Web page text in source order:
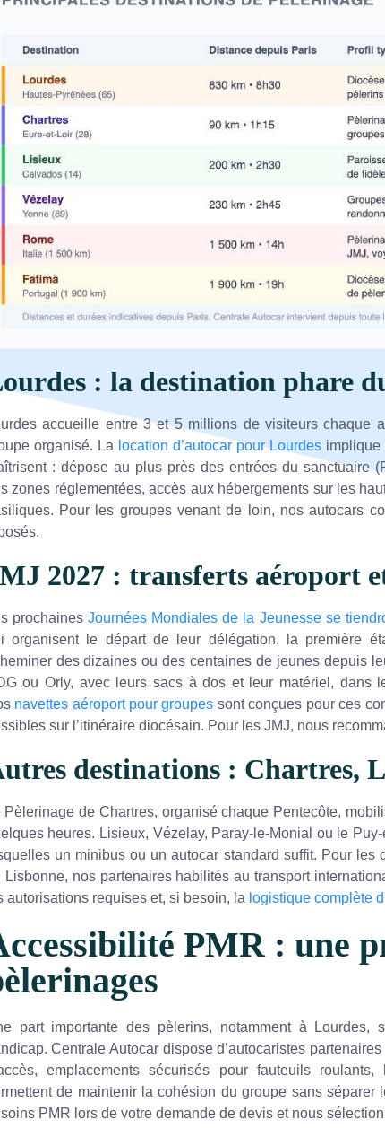
: la destination phare
accueille entre 3 et 5 millions de visiteurs chaque
organisé. La location d’autocar pour Lourdesimplique
: dépose au plus près des entrées du sanctuaire
zones réglementées, accès aux hébergements sur les
Pour les groupes venant de loin, nos autocars
2027 : transferts aéroport
prochaines Journées Mondiales de la Jeunesse se
organisent le départ de leur délégation, la première
des dizaines ou des centaines de jeunes depuis
ou Orly, avec leurs sacs à dos et leur matériel, dans
navettes aéroport pour groupes sont conçues pour ces
sur l’itinéraire diocésain. Pour les JMJ, nous
destinations : Chartres,
Pèlerinage de Chartres, organisé chaque Pentecôte,
heures. Lisieux, Vézelay, Paray-le-Monial ou le
un minibus ou un autocar standard suffit. Pour les
Lisbonne, nos partenaires habilités au transport
autorisations requises et, si besoin, la logistique complète
PMR : une
part importante des pèlerins, notamment à
Centrale Autocar dispose d’autocaristes
emplacements sécurisés pour fauteuils
de maintenir la cohésion du groupe sans
PMR lors de votre demande de devis et nous